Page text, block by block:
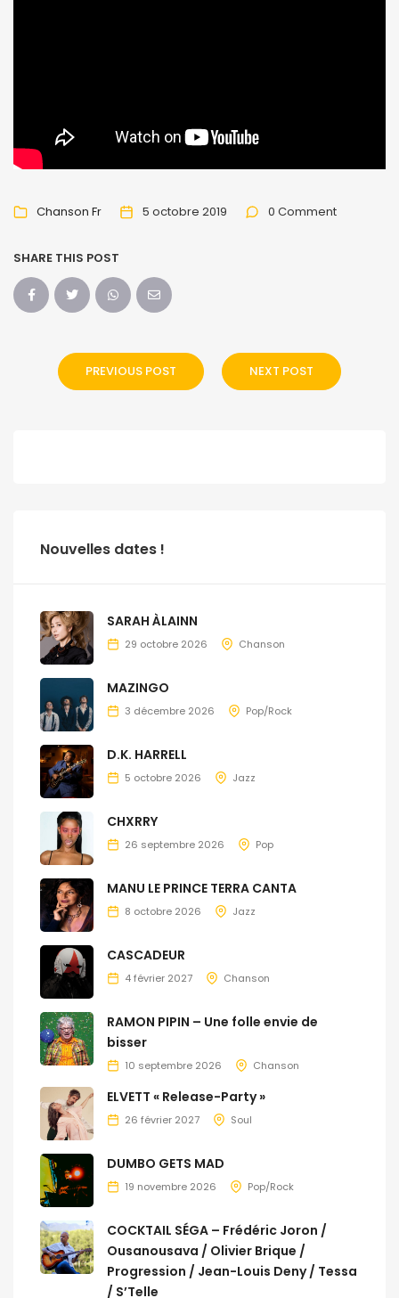
Chanson Fr 5 octobre 2019 0 Comment
SHARE THIS POST
PREVIOUS POST NEXT POST
Nouvelles dates !
SARAH ÀLAINN
29 octobre 2026 Chanson
MAZINGO
3 décembre 2026 Pop/Rock
D.K. HARRELL
5 octobre 2026 Jazz
CHXRRY
26 septembre 2026 Pop
MANU LE PRINCE TERRA CANTA
8 octobre 2026 Jazz
CASCADEUR
4 février 2027 Chanson
RAMON PIPIN – Une folle envie de
bisser
10 septembre 2026 Chanson
ELVETT « Release-Party »
26 février 2027 Soul
DUMBO GETS MAD
19 novembre 2026 Pop/Rock
COCKTAIL SÉGA – Frédéric Joron /
Ousanousava / Olivier Brique /
Progression / Jean-Louis Deny / Tessa
/ S’Telle